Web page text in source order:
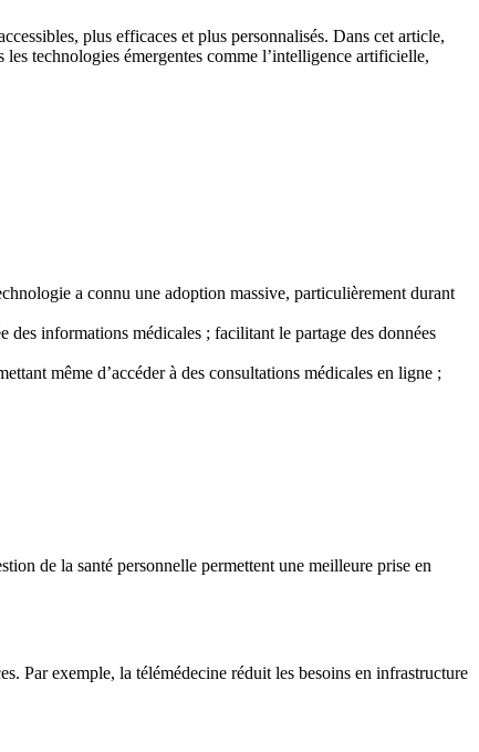
plus efficaces et plus personnalisés. Dans cet article,
technologies émergentes comme l’intelligence artificielle,
a connu une adoption massive, particulièrement durant
informations médicales ; facilitant le partage des données
même d’accéder à des consultations médicales en ligne ;
de la santé personnelle permettent une meilleure prise en
Par exemple, la télémédecine réduit les besoins en infrastructure